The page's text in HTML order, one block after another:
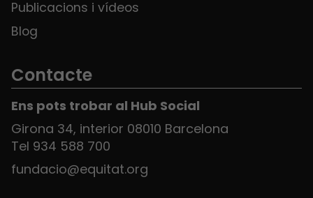
Publicacions i vídeos
Blog
Contacte
Ens pots trobar al Hub Social
Girona 34, interior 08010 Barcelona
Tel 934 588 700
fundacio@equitat.org